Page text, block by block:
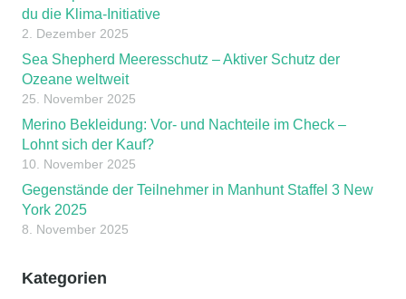
du die Klima-Initiative
2. Dezember 2025
Sea Shepherd Meeresschutz – Aktiver Schutz der
Ozeane weltweit
25. November 2025
Merino Bekleidung: Vor- und Nachteile im Check –
Lohnt sich der Kauf?
10. November 2025
Gegenstände der Teilnehmer in Manhunt Staffel 3 New
York 2025
8. November 2025
Kategorien